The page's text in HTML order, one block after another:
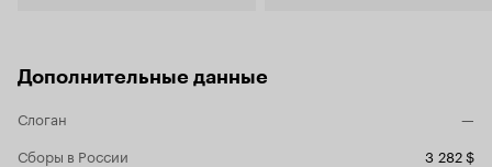
Дополнительные данные
Слоган
—
Сборы в России
3 282 $